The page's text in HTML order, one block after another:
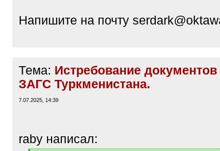
Напишите на почту
Тема: Истребование документов
ЗАГС Туркменистана.
7.07.2025, 14:39
raby написал: